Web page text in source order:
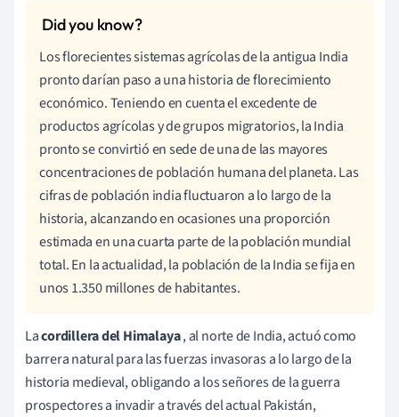
Los florecientes sistemas agrícolas de la antigua India
pronto darían paso a una historia de florecimiento
económico. Teniendo en cuenta el excedente de
productos agrícolas y de grupos migratorios, la India
pronto se convirtió en sede de una de las mayores
concentraciones de población humana del planeta. Las
cifras de población india fluctuaron a lo largo de la
historia, alcanzando en ocasiones una proporción
estimada en una cuarta parte de la población mundial
total. En la actualidad, la población de la India se fija en
unos 1.350 millones de habitantes.
Lacordillera del Himalaya, al norte de India, actuó como
barrera natural para las fuerzas invasoras a lo largo de la
historia medieval, obligando a los señores de la guerra
prospectores a invadir a través del actual Pakistán,